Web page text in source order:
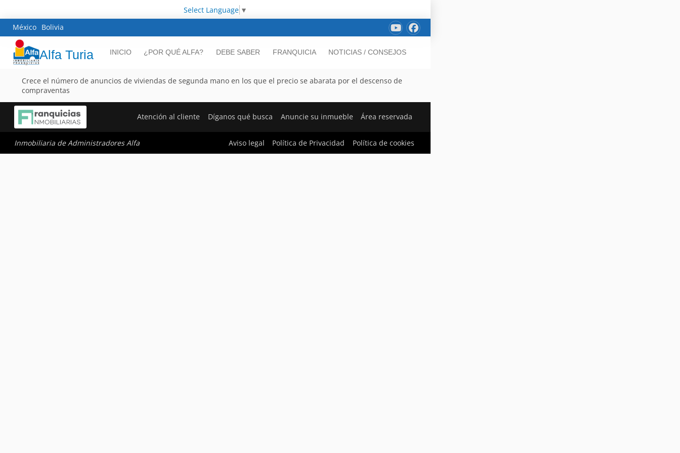
Select Language ▼
México Bolivia
Alfa Turia INICIO ¿POR QUÉ ALFA? DEBE SABER FRANQUICIA NOTICIAS / CONSEJOS
Crece el número de anuncios de viviendas de segunda mano en los que el precio se abarata por el descenso de
compraventas
Atención al cliente Díganos qué busca Anuncie su inmueble Área reservada
Inmobiliaria de Administradores Alfa Aviso legal Política de Privacidad Política de cookies